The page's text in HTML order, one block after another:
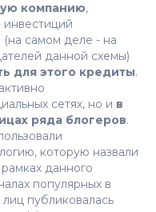
компанию,
(на самом деле - на
данной схемы)
для этого кредиты.
сетях, но и в
ряда блогеров.
которую назвали
данного
популярных в
публиковалась